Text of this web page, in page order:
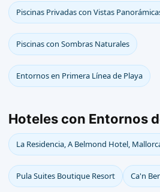
Piscinas Privadas con Vistas
Piscinas con Sombras Naturales
Entornos en Primera Línea de Playa
Hoteles con Entornos
La Residencia, A Belmond Hotel,
Pula Suites Boutique Resort Ca'n